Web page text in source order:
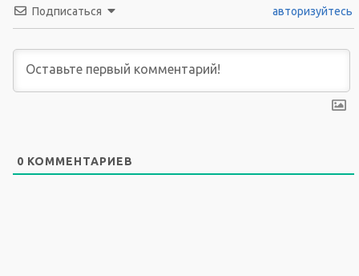
Подписаться авторизуйтесь
0 КОММЕНТАРИЕВ